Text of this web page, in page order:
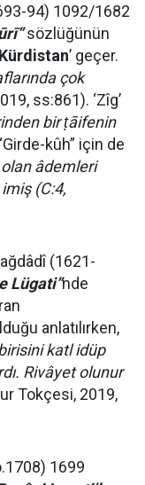
94) 1092/1682
”sözlüğünün
Kürdistan’ geçer.
çok
ss:861). ‘Zîg’
bir ṭāifenin
kûh” için de
olan âdemleri
(C:4,
(1621-
Lügati”nde
anlatılırken,
katl idüp
Rivâyet olunur
Tokçesi, 2019,
1699